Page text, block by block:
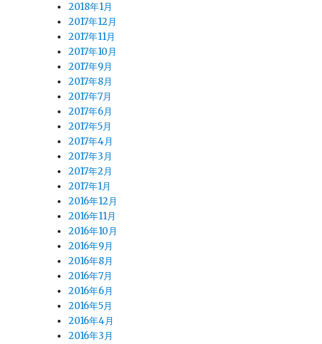
2018年1月
2017年12月
2017年11月
2017年10月
2017年9月
2017年8月
2017年7月
2017年6月
2017年5月
2017年4月
2017年3月
2017年2月
2017年1月
2016年12月
2016年11月
2016年10月
2016年9月
2016年8月
2016年7月
2016年6月
2016年5月
2016年4月
2016年3月